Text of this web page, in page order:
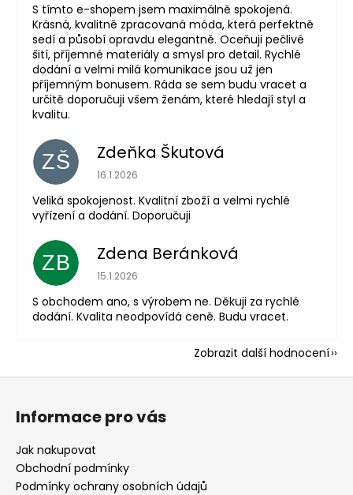
S tímto e-shopem jsem maximálně spokojená.
Krásná, kvalitně zpracovaná móda, která perfektně
sedí a působí opravdu elegantně. Oceňuji pečlivé
šití, příjemné materiály a smysl pro detail. Rychlé
dodání a velmi milá komunikace jsou už jen
příjemným bonusem. Ráda se sem budu vracet a
určitě doporučuji všem ženám, které hledají styl a
kvalitu.
ZŠ Zdeňka Škutová
Hodnocení obchodu je 5 z 5 hvězdiček.
16.1.2026
Veliká spokojenost. Kvalitní zboží a velmi rychlé
vyřízení a dodání. Doporučuji
ZB Zdena Beránková
Hodnocení obchodu je 1 z 5 hvězdiček.
15.1.2026
S obchodem ano, s výrobem ne. Děkuji za rychlé
dodání. Kvalita neodpovídá ceně. Budu vracet.
Zobrazit další hodnocení
Z
Informace pro vás
Jak nakupovat
Obchodní podmínky
Podmínky ochrany osobních údajů